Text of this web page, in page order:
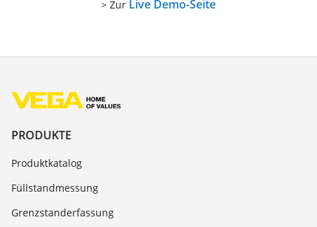
> Zur Live Demo-Seite
PRODUKTE
Produktkatalog
Füllstandmessung
Grenzstanderfassung